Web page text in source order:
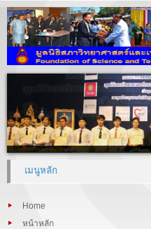
เมนูหลัก
Home
หน้าหลัก